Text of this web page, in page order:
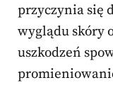
przyczynia się
wyglądu skóry
uszkodzeń